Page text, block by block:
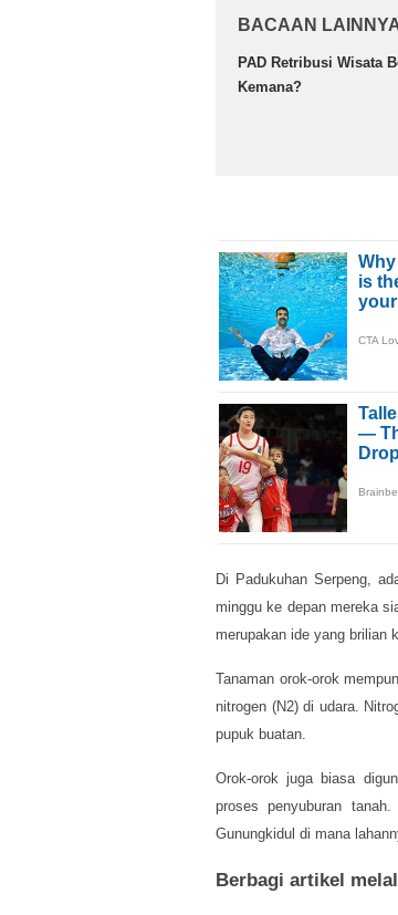
BACAAN
PAD Retribusi Wisata
Kemana?
Di Padukuhan Serpeng,
minggu ke depan mereka
merupakan ide yang brilian
Tanaman orok-orok
nitrogen (N2) di udara.
pupuk buatan.
Orok-orok juga biasa
proses penyuburan
Gunungkidul di mana
Berbagi artikel